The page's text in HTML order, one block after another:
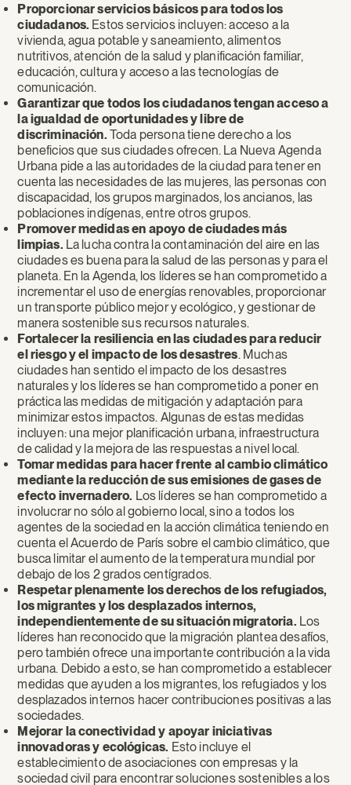
Proporcionar servicios básicos para todos los
ciudadanos. Estos servicios incluyen: acceso a la
vivienda, agua potable y saneamiento, alimentos
nutritivos, atención de la salud y planificación familiar,
educación, cultura y acceso a las tecnologías de
comunicación.
Garantizar que todos los ciudadanos tengan acceso a
la igualdad de oportunidades y libre de
discriminación. Toda persona tiene derecho a los
beneficios que sus ciudades ofrecen. La Nueva Agenda
Urbana pide a las autoridades de la ciudad para tener en
cuenta las necesidades de las mujeres, las personas con
discapacidad, los grupos marginados, los ancianos, las
poblaciones indígenas, entre otros grupos.
Promover medidas en apoyo de ciudades más
limpias. La lucha contra la contaminación del aire en las
ciudades es buena para la salud de las personas y para el
planeta. En la Agenda, los líderes se han comprometido a
incrementar el uso de energías renovables, proporcionar
un transporte público mejor y ecológico, y gestionar de
manera sostenible sus recursos naturales.
Fortalecer la resiliencia en las ciudades para reducir
el riesgo y el impacto de los desastres. Muchas
ciudades han sentido el impacto de los desastres
naturales y los líderes se han comprometido a poner en
práctica las medidas de mitigación y adaptación para
minimizar estos impactos. Algunas de estas medidas
incluyen: una mejor planificación urbana, infraestructura
de calidad y la mejora de las respuestas a nivel local.
Tomar medidas para hacer frente al cambio climático
mediante la reducción de sus emisiones de gases de
efecto invernadero. Los líderes se han comprometido a
involucrar no sólo al gobierno local, sino a todos los
agentes de la sociedad en la acción climática teniendo en
cuenta el Acuerdo de París sobre el cambio climático, que
busca limitar el aumento de la temperatura mundial por
debajo de los 2 grados centígrados.
Respetar plenamente los derechos de los refugiados,
los migrantes y los desplazados internos,
independientemente de su situación migratoria. Los
líderes han reconocido que la migración plantea desafíos,
pero también ofrece una importante contribución a la vida
urbana. Debido a esto, se han comprometido a establecer
medidas que ayuden a los migrantes, los refugiados y los
desplazados internos hacer contribuciones positivas a las
sociedades.
Mejorar la conectividad y apoyar iniciativas
innovadoras y ecológicas. Esto incluye el
establecimiento de asociaciones con empresas y la
sociedad civil para encontrar soluciones sostenibles a los